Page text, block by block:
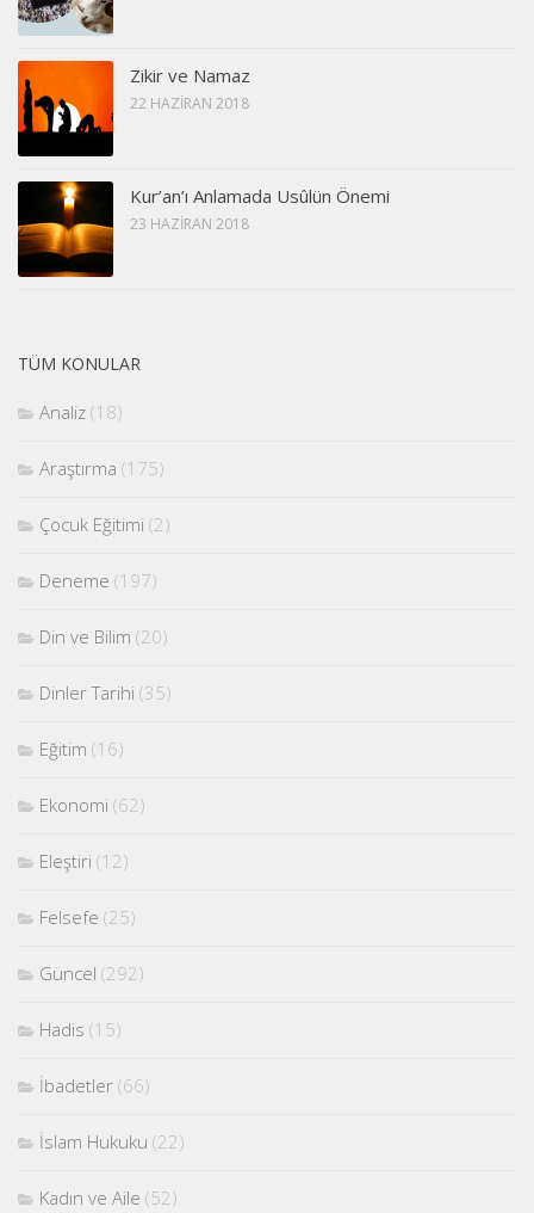
Zikir ve Namaz
22 HAZIRAN 2018
Kur’an’ı Anlamada Usûlün Önemi
23 HAZIRAN 2018
TÜM KONULAR
Analiz (18)
Araştırma (175)
Çocuk Eğitimi (2)
Deneme (197)
Din ve Bilim (20)
Dinler Tarihi (35)
Eğitim (16)
Ekonomi (62)
Eleştiri (12)
Felsefe (25)
Güncel (292)
Hadis (15)
İbadetler (66)
İslam Hukuku (22)
Kadın ve Aile (52)